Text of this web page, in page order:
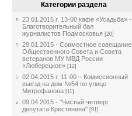
Категории раздела
23.01.2015 г. 13-00 кафе «Усадьба» -
Благотворительный бал
журналистов Подмосковья [20]
29.01.2015 - Совместное совещание
Общественного Совета и Совета
ветеранов МУ МВД России
«Люберецкое» [12]
02.04.2015 г. 11-00 – Комиссионный
выезд на дом №54 по улице
Митрофанова [11]
09.04.2015 - "Чистый четверг
депутата Крестинина" [91]